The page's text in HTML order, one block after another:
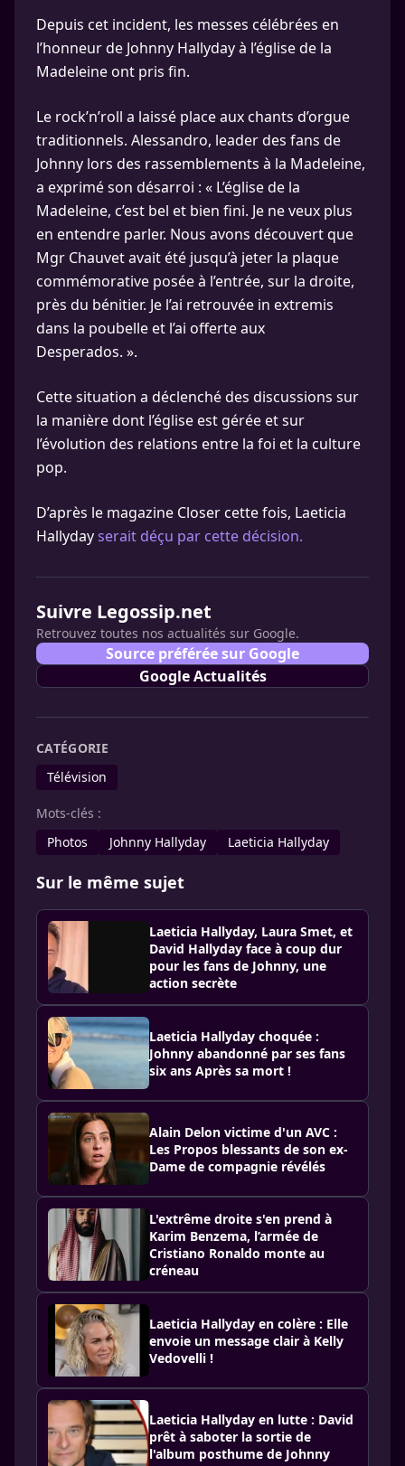
Depuis cet incident, les messes célébrées en
l’honneur de Johnny Hallyday à l’église de la
Madeleine ont pris fin.
Le rock’n’roll a laissé place aux chants d’orgue
traditionnels. Alessandro, leader des fans de
Johnny lors des rassemblements à la Madeleine,
a exprimé son désarroi : « L’église de la
Madeleine, c’est bel et bien fini. Je ne veux plus
en entendre parler. Nous avons découvert que
Mgr Chauvet avait été jusqu’à jeter la plaque
commémorative posée à l’entrée, sur la droite,
près du bénitier. Je l’ai retrouvée in extremis
dans la poubelle et l’ai offerte aux
Desperados. ».
Cette situation a déclenché des discussions sur
la manière dont l’église est gérée et sur
l’évolution des relations entre la foi et la culture
pop.
D’après le magazine Closer cette fois, Laeticia
Hallydayserait déçu par cette décision.
Suivre Legossip.net
Retrouvez toutes nos actualités sur Google.
Source préférée sur Google
Google Actualités
CATÉGORIE
Télévision
Mots-clés :
Photos
Johnny Hallyday Laeticia Hallyday
Sur le même sujet
Laeticia Hallyday, Laura Smet, et
David Hallyday face à coup dur
pour les fans de Johnny, une
action secrète
Laeticia Hallyday choquée :
Johnny abandonné par ses fans
six ans Après sa mort !
Alain Delon victime d'un AVC :
Les Propos blessants de son ex-
Dame de compagnie révélés
L'extrême droite s'en prend à
Karim Benzema, l’armée de
Cristiano Ronaldo monte au
créneau
Laeticia Hallyday en colère : Elle
envoie un message clair à Kelly
Vedovelli !
Laeticia Hallyday en lutte : David
prêt à saboter la sortie de
l'album posthume de Johnny